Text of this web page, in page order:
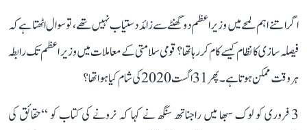
اگر اتنے اہم لمحے میں وزیر اعظم دو گھنٹے سے زائد دستیاب نہیں تھے، تو سوال اٹھتا ہے کہ
فیصلہ سازی کا نظام کیسے کام کر رہا تھا؟ قومی سلامتی کے معاملات میں وزیر اعظم تک رابطہ
ہر وقت ممکن ہوتا ہے۔ پھر 31 اگست 2020 کی شام کیا ہوا تھا؟
3 فروری کو لوک سبھا میں راجناتھ سنگھ نے کہا کہ نرونے کی کتاب کو “حقائق کی